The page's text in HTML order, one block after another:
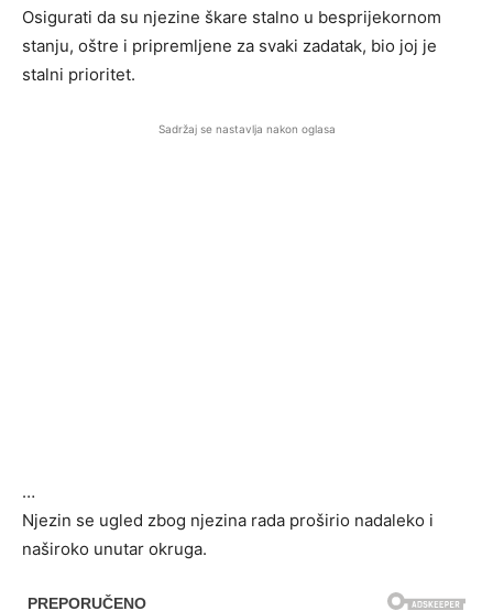
Osigurati da su njezine škare stalno u besprijekornom
stanju, oštre i pripremljene za svaki zadatak, bio joj je
stalni prioritet.
Sadržaj se nastavlja nakon oglasa
…
Njezin se ugled zbog njezina rada proširio nadaleko i
naširoko unutar okruga.